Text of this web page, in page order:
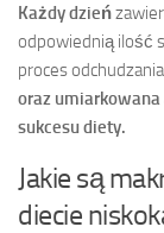
Każdy dzień
odpowiednią ilość
proces odchudzania.
oraz
sukcesu diety.
Jakie są
diecie